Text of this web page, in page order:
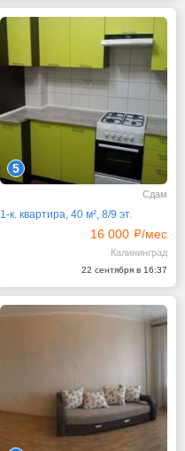
5
Сдам
1-к. квартира, 40 м², 8/9 эт.
16 000 /мес
Калининград
22 сентября в 16:37